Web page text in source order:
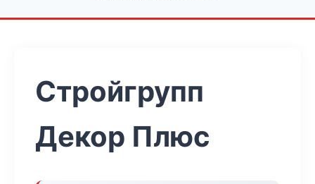
Стройгрупп
Декор Плюс